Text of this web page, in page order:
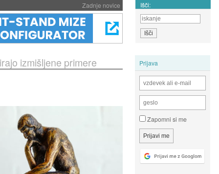
Zadnje novice Išči:
Prijava
Zapomni si me
izmišljene primere